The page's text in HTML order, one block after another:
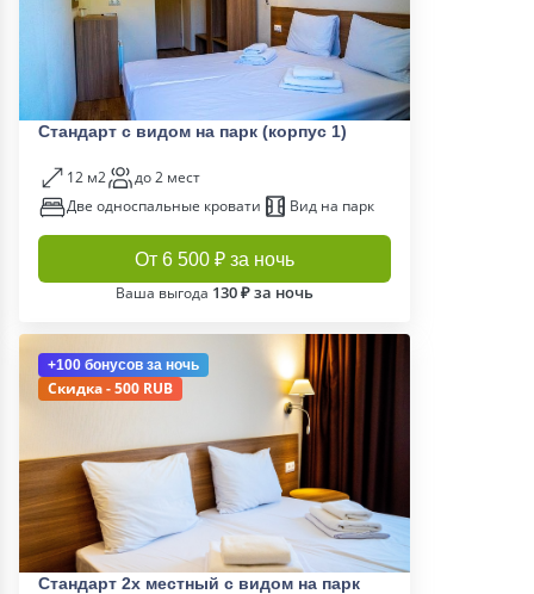
Стандарт с видом на парк (корпус 1)
12 м2
до 2 мест
Две односпальные кровати
Вид на парк
От 6 500 ₽ за ночь
Ваша выгода 130 ₽ за ночь
+100 бонусов за ночь
Скидка - 500 RUB
Стандарт 2х местный с видом на парк